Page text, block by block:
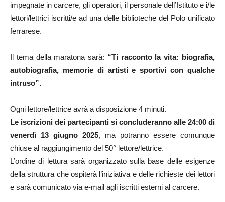
impegnate in carcere, gli operatori, il personale dell’Istituto e i/le
lettori/lettrici iscritti/e ad una delle biblioteche del Polo unificato
ferrarese.
Il tema della maratona sarà: “Ti racconto la vita: biografia,
autobiografia, memorie di artisti e sportivi con qualche
intruso”.
Ogni lettore/lettrice avrà a disposizione 4 minuti.
Le iscrizioni dei partecipanti si concluderanno alle 24:00 di
venerdì 13 giugno 2025, ma potranno essere comunque
chiuse al raggiungimento del 50° lettore/lettrice.
L’ordine di lettura sarà organizzato sulla base delle esigenze
della struttura che ospiterà l’iniziativa e delle richieste dei lettori
e sarà comunicato via e-mail agli iscritti esterni al carcere.